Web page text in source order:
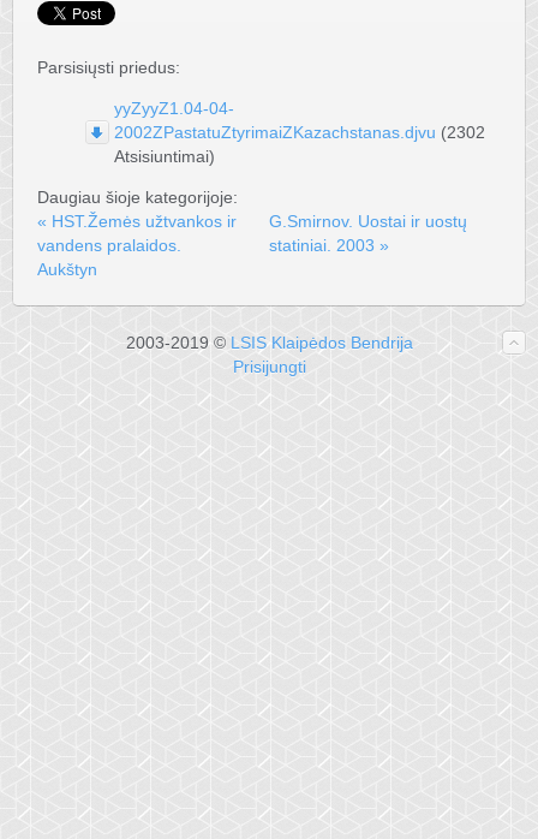
Parsisiųsti priedus:
yyZyyZ1.04-04-
2002ZPastatuZtyrimaiZKazachstanas.djvu (2302
Atsisiuntimai)
Daugiau šioje kategorijoje:
« HST.Žemės užtvankos ir
vandens pralaidos.
G.Smirnov. Uostai ir uostų
statiniai. 2003 »
Aukštyn
2003-2019 © LSIS Klaipėdos Bendrija
Prisijungti